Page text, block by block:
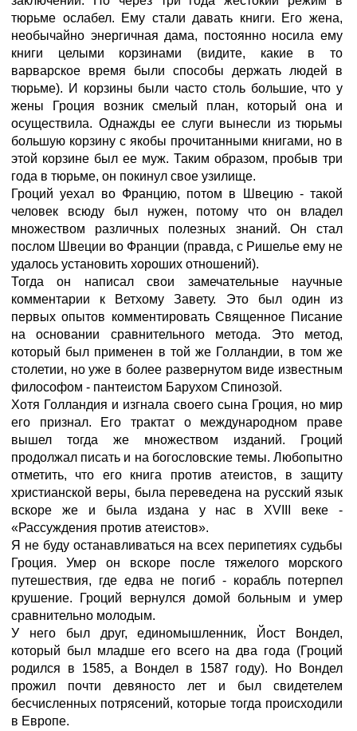
тюрьме ослабел. Ему стали давать книги. Его жена,
необычайно энергичная дама, постоянно носила ему
книги целыми корзинами (видите, какие в то
варварское время были способы держать людей в
тюрьме). И корзины были часто столь большие, что у
жены Гроция возник смелый план, который она и
осуществила. Однажды ее слуги вынесли из тюрьмы
большую корзину с якобы прочитанными книгами, но в
этой корзине был ее муж. Таким образом, пробыв три
года в тюрьме, он покинул свое узилище.
Гроций уехал во Францию, потом в Швецию - такой
человек всюду был нужен, потому что он владел
множеством различных полезных знаний. Он стал
послом Швеции во Франции (правда, с Ришелье ему не
удалось установить хороших отношений).
Тогда он написал свои замечательные научные
комментарии к Ветхому Завету. Это был один из
первых опытов комментировать Священное Писание
на основании сравнительного метода. Это метод,
который был применен в той же Голландии, в том же
столетии, но уже в более развернутом виде известным
философом - пантеистом Барухом Спинозой.
Хотя Голландия и изгнала своего сына Гроция, но мир
его признал. Его трактат о международном праве
вышел тогда же множеством изданий. Гроций
продолжал писать и на богословские темы. Любопытно
отметить, что его книга против атеистов, в защиту
христианской веры, была переведена на русский язык
вскоре же и была издана у нас в XVIII веке -
«Рассуждения против атеистов».
Я не буду останавливаться на всех перипетиях судьбы
Гроция. Умер он вскоре после тяжелого морского
путешествия, где едва не погиб - корабль потерпел
крушение. Гроций вернулся домой больным и умер
сравнительно молодым.
У него был друг, единомышленник, Йост Вондел,
который был младше его всего на два года (Гроций
родился в 1585, а Вондел в 1587 году). Но Вондел
прожил почти девяносто лет и был свидетелем
бесчисленных потрясений, которые тогда происходили
в Европе.